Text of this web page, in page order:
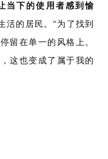
当下的使用者感到愉
活的居民。“为了找到
留在单一的风格上。
这也变成了属于我的